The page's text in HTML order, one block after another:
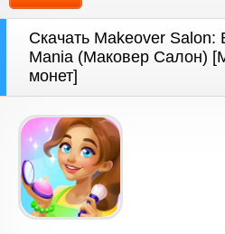
Скачать Makeover Salon:
Mania (Маковер Салон)
монет]